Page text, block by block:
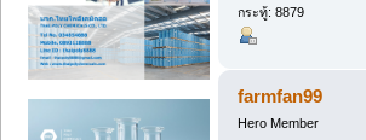
กระทู้: 8879
farmfan99
Hero Member